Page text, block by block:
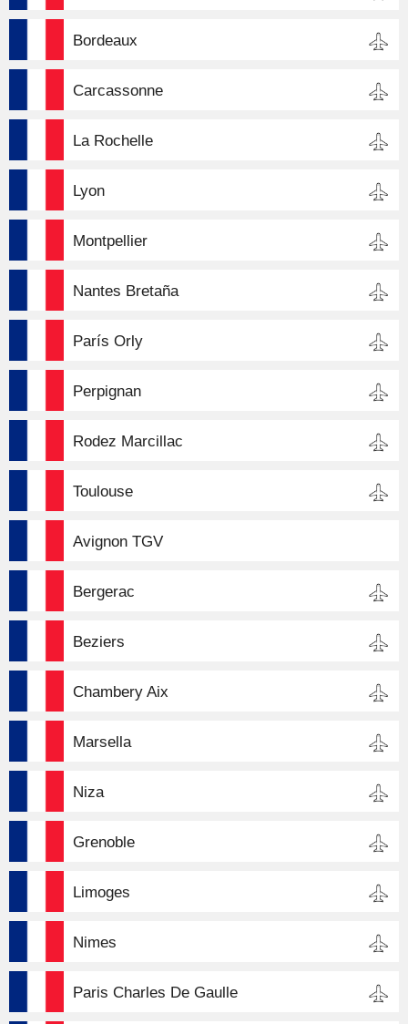
Bordeaux
Carcassonne
La Rochelle
Lyon
Montpellier
Nantes Bretaña
París Orly
Perpignan
Rodez Marcillac
Toulouse
Avignon TGV
Bergerac
Beziers
Chambery Aix
Marsella
Niza
Grenoble
Limoges
Nimes
Paris Charles De Gaulle